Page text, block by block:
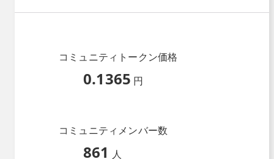
コミュニティトークン価格
0.1365 円
コミュニティメンバー数
861 人